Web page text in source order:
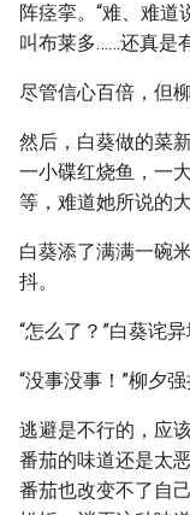
阵痉挛。“难、难
叫布莱多……还真是
尽管信心百倍，但
然后，白葵做的菜
一小碟红烧鱼，一
等，难道她所说的
白葵添了满满一碗
抖。
“怎么了？”白葵诧异
“没事没事！”柳夕
逃避是不行的，应
番茄的味道还是太
番茄也改变不了自